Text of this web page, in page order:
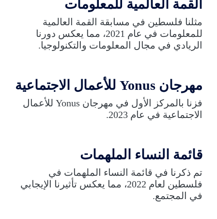
القمة العالمية للمعلومات
مثلنا فلسطين في مسابقة القمة العالمية
للمعلومات في عام 2021، مما يعكس دورنا
الريادي في مجال المعلومات والتكنولوجيا.
مهرجان Yonus للأعمال الاجتماعية
فزنا بالمركز الأول في مهرجان Yonus للأعمال
الاجتماعية في عام 2023.
قائمة النساء الملهمات
تم ذكرنا في قائمة النساء الملهمات في
فلسطين لعام 2022، مما يعكس تأثيرنا الإيجابي
في المجتمع.